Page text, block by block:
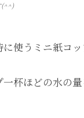
(^^)
使うミニ紙コ
杯ほどの水の量